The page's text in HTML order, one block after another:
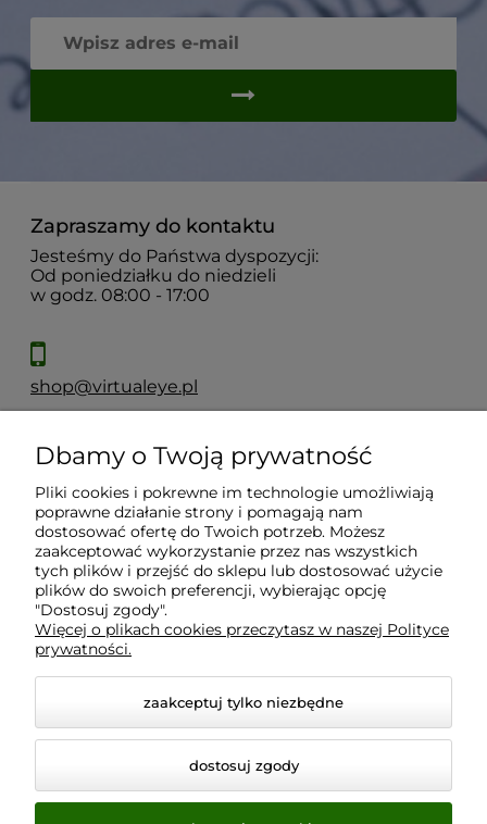
Zapraszamy do kontaktu
Jesteśmy do Państwa dyspozycji:
Od poniedziałku do niedzieli
w godz. 08:00 - 17:00
shop@virtualeye.pl
Moje konto
Płatności i dostawa
Informacje
O nas
Dbamy o Twoją prywatność
Pliki cookies i pokrewne im technologie umożliwiają
poprawne działanie strony i pomagają nam
dostosować ofertę do Twoich potrzeb. Możesz
zaakceptować wykorzystanie przez nas wszystkich
tych plików i przejść do sklepu lub dostosować użycie
plików do swoich preferencji, wybierając opcję
"Dostosuj zgody".
Więcej o plikach cookies przeczytasz w naszej Polityce
prywatności.
zaakceptuj tylko niezbędne
dostosuj zgody